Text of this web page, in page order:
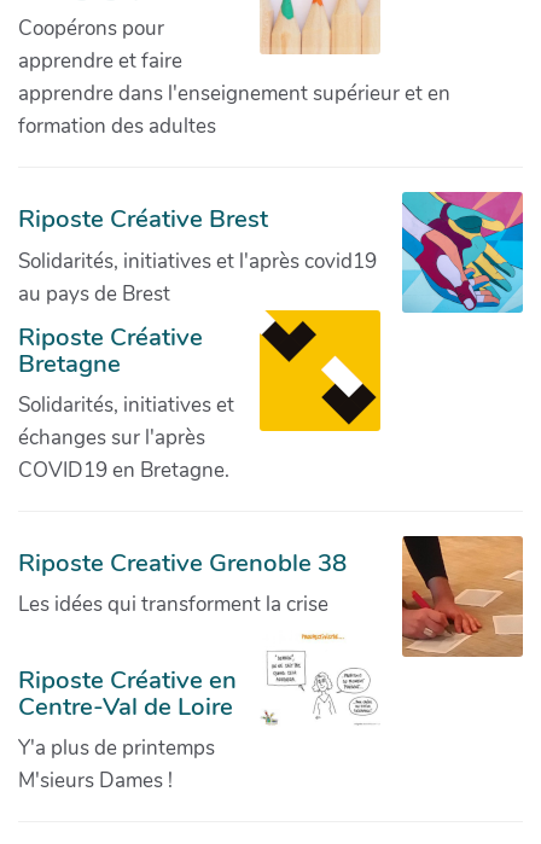
Coopérons pour
apprendre et faire
apprendre dans l'enseignement supérieur et en
formation des adultes
Riposte Créative Brest
Solidarités, initiatives et l'après covid19
au pays de Brest
Riposte Créative
Bretagne
Solidarités, initiatives et
échanges sur l'après
COVID19 en Bretagne.
Riposte Creative Grenoble 38
Les idées qui transforment la crise
Riposte Créative en
Centre-Val de Loire
Y'a plus de printemps
M'sieurs Dames !